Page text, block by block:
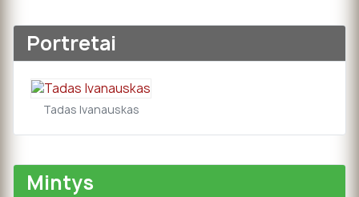
Portretai
Tadas Ivanauskas
Mintys